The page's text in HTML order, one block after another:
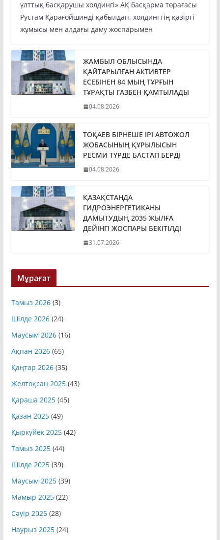
ұлттық басқарушы холдингі» АҚ басқарма төрағасы
Рустам Қарағойшинді қабылдап, холдингтің қазіргі
жұмысы мен алдағы даму жоспарымен
ЖАМБЫЛ ОБЛЫСЫНДА
ҚАЙТАРЫЛҒАН АКТИВТЕР
ЕСЕБІНЕН 84 МЫҢ ТҰРҒЫН
ТҰРАҚТЫ ГАЗБЕН ҚАМТЫЛАДЫ
04.08.2026
ТОҚАЕВ БІРНЕШЕ ІРІ АВТОЖОЛ
ЖОБАСЫНЫҢ ҚҰРЫЛЫСЫН
РЕСМИ ТҮРДЕ БАСТАП БЕРДІ
04.08.2026
ҚАЗАҚСТАНДА
ГИДРОЭНЕРГЕТИКАНЫ
ДАМЫТУДЫҢ 2035 ЖЫЛҒА
ДЕЙІНГІ ЖОСПАРЫ БЕКІТІЛДІ
31.07.2026
Мұрағат
Тамыз 2026(3)
Шілде 2026(24)
Маусым 2026(16)
Ақпан 2026(65)
Қаңтар 2026(35)
Желтоқсан 2025(43)
Қараша 2025(45)
Қазан 2025(49)
Қыркүйек 2025(42)
Тамыз 2025(44)
Шілде 2025(39)
Маусым 2025(39)
Мамыр 2025(22)
Сәуір 2025(28)
Наурыз 2025(24)